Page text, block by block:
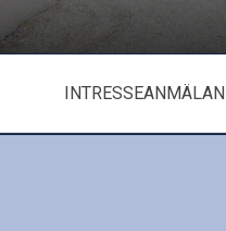
INTRESSEANMÄLAN